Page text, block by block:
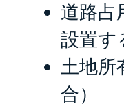
道路占
設置す
土地所
合）